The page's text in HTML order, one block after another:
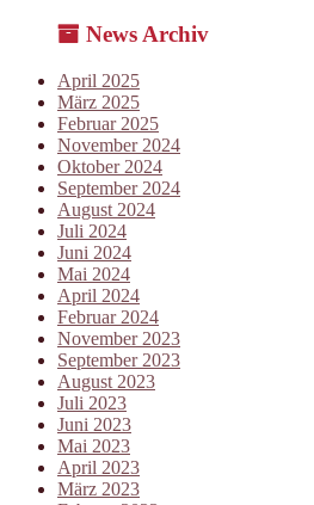
News Archiv
April 2025
März 2025
Februar 2025
November 2024
Oktober 2024
September 2024
August 2024
Juli 2024
Juni 2024
Mai 2024
April 2024
Februar 2024
November 2023
September 2023
August 2023
Juli 2023
Juni 2023
Mai 2023
April 2023
März 2023